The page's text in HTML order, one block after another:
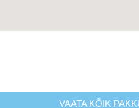
VAATA KÕIK